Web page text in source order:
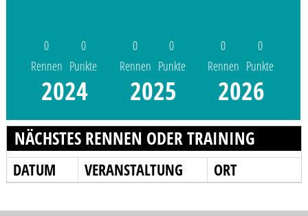
0
Rennen
0
Punkte
2024
0
Rennen
0
Punkte
2025
0
Rennen
0
Punkte
2026
NÄCHSTES RENNEN ODER TRAINING
DATUM VERANSTALTUNG ORT